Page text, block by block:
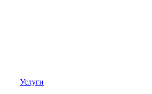
Услуги